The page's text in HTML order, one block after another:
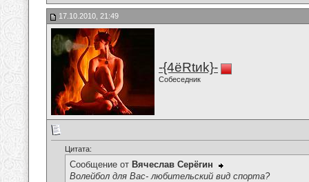
17.10.2010, 21:49
-{4ёRtиk}-
Собеседник
Цитата:
Сообщение от Вячеслав Серёгин
Волейбол для Вас- любительский вид спорта?